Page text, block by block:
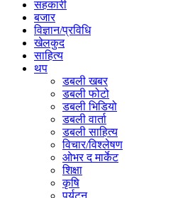
सहकारी
बजार
विज्ञान/प्रविधि
खेलकुद
साहित्य
थप
डबली खबर
डबली फोटो
डबली भिडियो
डबली वार्ता
डबली साहित्य
विचार/विश्‍लेषण
ओभर द मार्केट
शिक्षा
कृषि
पर्यटन